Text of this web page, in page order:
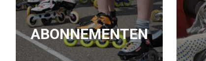
ABONNEMENTEN